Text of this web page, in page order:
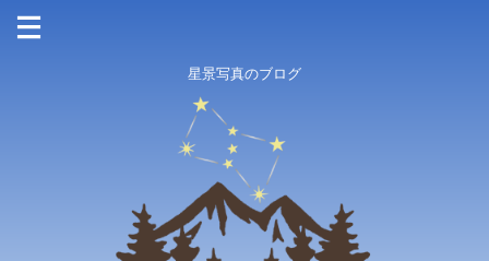
星景写真のブログ